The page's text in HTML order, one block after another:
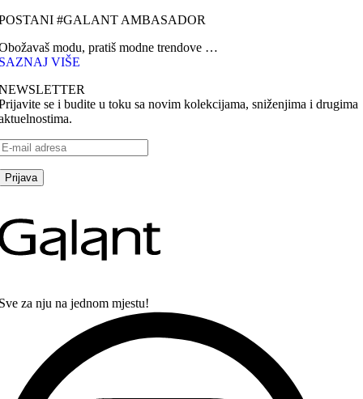
#GALANT AMBASADOR
modu, pratiš modne trendove …
VIŠE
se i budite u toku sa novim kolekcijama, sniženjima i drugima
za nju na jednom mjestu!